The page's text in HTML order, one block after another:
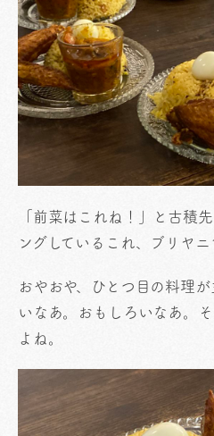
「前菜はこれね！」と古積
ングしているこれ、ブリヤニ
おやおや、ひとつ目の料理
いなあ。おもしろいなあ。
よね。